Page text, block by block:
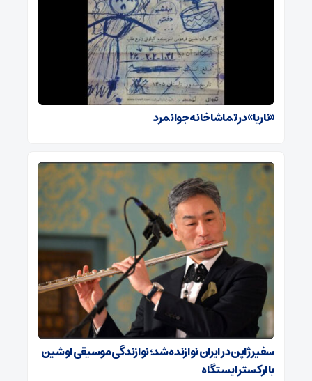
«ناریا» در تماشاخانه جوانمرد
سفیر ژاپن در ایران نوازنده شد؛ نوازندگی موسیقی اوشین
با ارکستر ایستگاه